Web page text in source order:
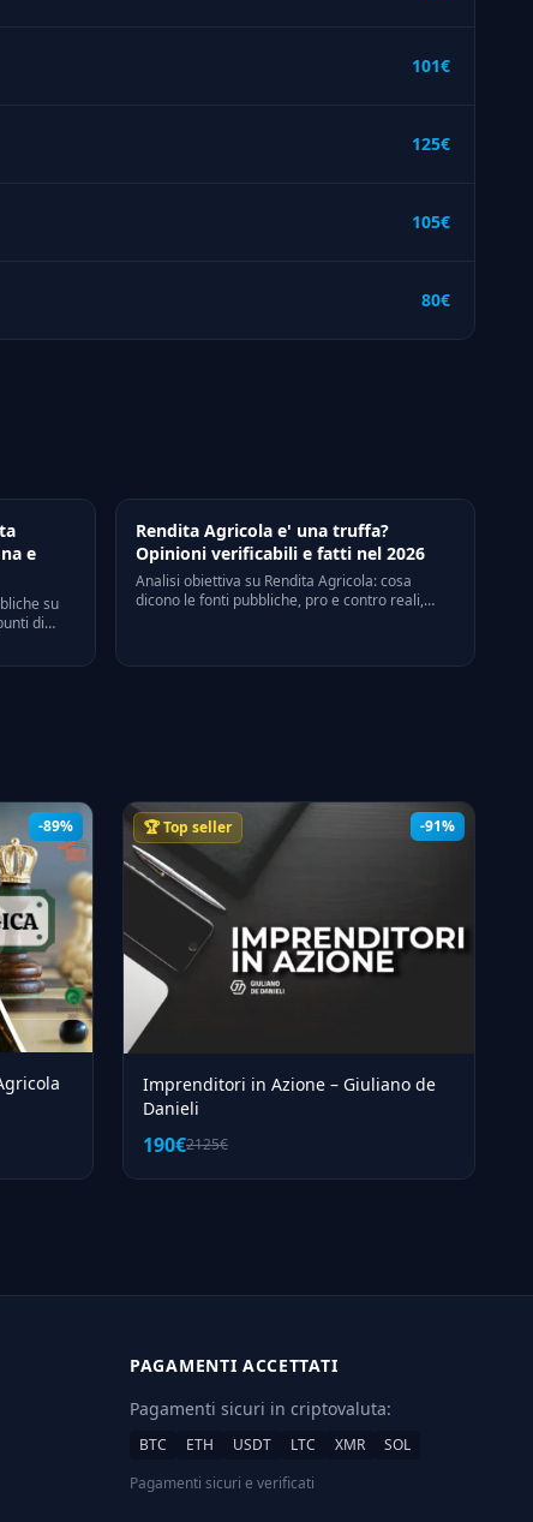
101€
125€
105€
80€
e
su
di
Rendita Agricola e' una truffa?
Opinioni verificabili e fatti nel 2026
Analisi obiettiva su Rendita Agricola: cosa
dicono le fonti pubbliche, pro e contro reali,
-89% -91%
🏆 Top seller
Imprenditori in Azione – Giuliano de
Danieli
190€2125€
PAGAMENTI ACCETTATI
Pagamenti sicuri in criptovaluta:
BTC ETH USDT LTC XMR
SOL
Pagamenti sicuri e verificati